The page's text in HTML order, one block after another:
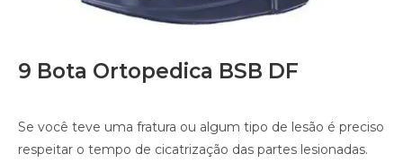
9 Bota Ortopedica BSB DF
Se você teve uma fratura ou algum tipo de lesão é preciso
respeitar o tempo de cicatrização das partes lesionadas.